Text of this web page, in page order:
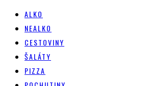
ALKO
NEALKO
CESTOVINY
ŠALÁTY
PIZZA